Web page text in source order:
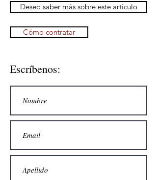
Deseo saber más sobre este artículo
Cómo contratar
Escríbenos: